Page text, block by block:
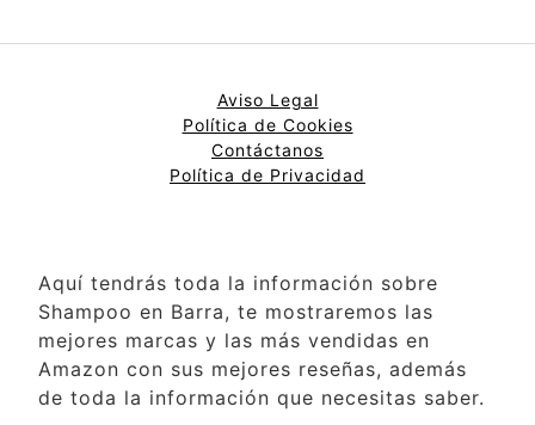
Aviso Legal
Política de Cookies
Contáctanos
Política de Privacidad
Aquí tendrás toda la información sobre
Shampoo en Barra, te mostraremos las
mejores marcas y las más vendidas en
Amazon con sus mejores reseñas, además
de toda la información que necesitas saber.